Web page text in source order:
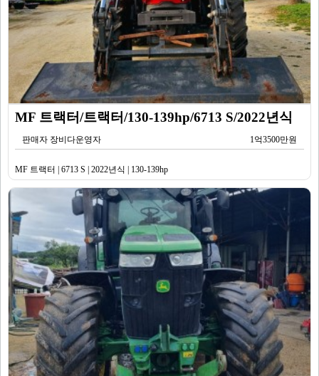
MF 트랙터/트랙터/130-139hp/6713 S/2022년식
판매자 장비다운영자 1억3500만원
MF 트랙터 | 6713 S | 2022년식 | 130-139hp